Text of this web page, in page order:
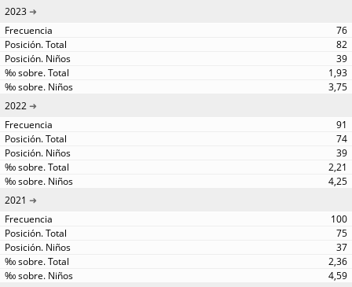
2023
76
82
39
1,93
3,75
2022
91
74
39
2,21
4,25
2021
100
75
37
2,36
4,59